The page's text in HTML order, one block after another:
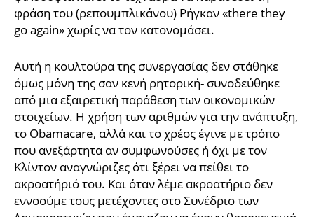
φράση του (ρεπουμπλικάνου) Ρήγκαν «there they
go again» χωρίς να τον κατονομάσει.
Αυτή η κουλτούρα της συνεργασίας δεν στάθηκε
όμως μόνη της σαν κενή ρητορική- συνοδεύθηκε
από μια εξαιρετική παράθεση των οικονομικών
στοιχείων. Η χρήση των αριθμών για την ανάπτυξη,
το Obamacare, αλλά και το χρέος έγινε με τρόπο
που ανεξάρτητα αν συμφωνούσες ή όχι με τον
Κλίντον αναγνώριζες ότι ξέρει να πείθει το
ακροατήριό του. Και όταν λέμε ακροατήριο δεν
εννοούμε τους μετέχοντες στο Συνέδριο των